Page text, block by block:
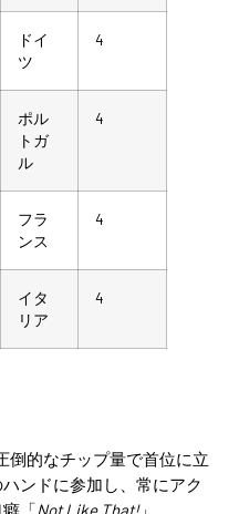
ドイ
ツ
4
ポル
トガ
ル
4
フラ
ンス
4
イタ
リア
4
倒的なチップ量で首位に立
ンドに参加し、常にアク
「Not Like That!」